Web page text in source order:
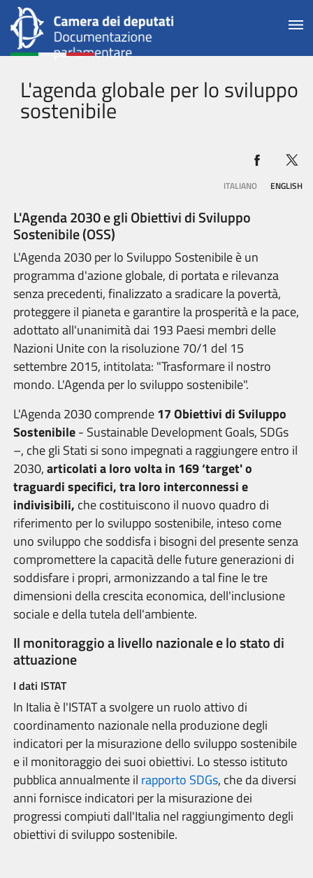
L'agenda globale per lo sviluppo
sostenibile
ITALIANO ENGLISH
L'Agenda 2030 e gli Obiettivi di Sviluppo
Sostenibile (OSS)
L'Agenda 2030 per lo Sviluppo Sostenibile è un
programma d'azione globale, di portata e rilevanza
senza precedenti, finalizzato a sradicare la povertà,
proteggere il pianeta e garantire la prosperità e la pace,
adottato all'unanimità dai 193 Paesi membri delle
Nazioni Unite con la risoluzione 70/1 del 15
settembre 2015, intitolata: "Trasformare il nostro
mondo. L'Agenda per lo sviluppo sostenibile".
L'Agenda 2030 comprende17 Obiettivi di Sviluppo
Sostenibile- Sustainable Development Goals, SDGs
–, che gli Stati si sono impegnati a raggiungere entro il
2030,articolati a loro volta in 169 ‘target' o
traguardi specifici, tra loro interconnessi e
indivisibili, che costituiscono il nuovo quadro di
riferimento per lo sviluppo sostenibile, inteso come
uno sviluppo che soddisfa i bisogni del presente senza
compromettere la capacità delle future generazioni di
soddisfare i propri, armonizzando a tal fine le tre
dimensioni della crescita economica, dell'inclusione
sociale e della tutela dell'ambiente.
Il monitoraggio a livello nazionale e lo stato di
attuazione
I dati ISTAT
In Italia è l'ISTAT a svolgere un ruolo attivo di
coordinamento nazionale nella produzione degli
indicatori per la misurazione dello sviluppo sostenibile
e il monitoraggio dei suoi obiettivi. Lo stesso istituto
pubblica annualmente il rapporto SDGs, che da diversi
anni fornisce indicatori per la misurazione dei
progressi compiuti dall'Italia nel raggiungimento degli
obiettivi di sviluppo sostenibile.